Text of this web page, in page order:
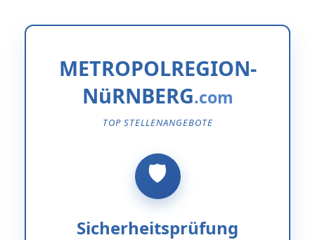
METROPOLREGION-
NüRNBERG
TOP STELLENANGEBOTE
Sicherheitsprüfung